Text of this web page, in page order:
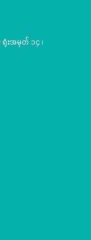
ရုံးအမှတ် ၁၄ ၊